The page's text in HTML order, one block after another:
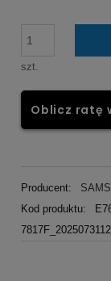
szt.
Oblicz ratę
Producent:
Kod produktu: